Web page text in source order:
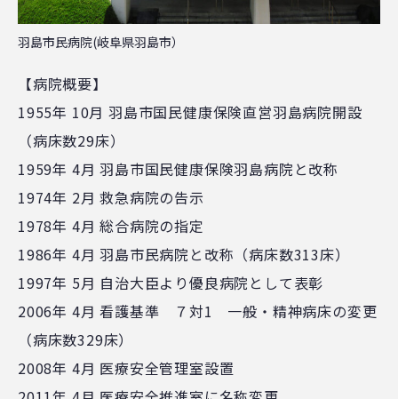
羽島市民病院(岐阜県羽島市）
【病院概要】
1955年 10月 羽島市国民健康保険直営羽島病院開設
（病床数29床）
1959年 4月 羽島市国民健康保険羽島病院と改称
1974年 2月 救急病院の告示
1978年 4月 総合病院の指定
1986年 4月 羽島市民病院と改称（病床数313床）
1997年 5月 自治大臣より優良病院として表彰
2006年 4月 看護基準 ７対1 一般・精神病床の変更
（病床数329床）
2008年 4月 医療安全管理室設置